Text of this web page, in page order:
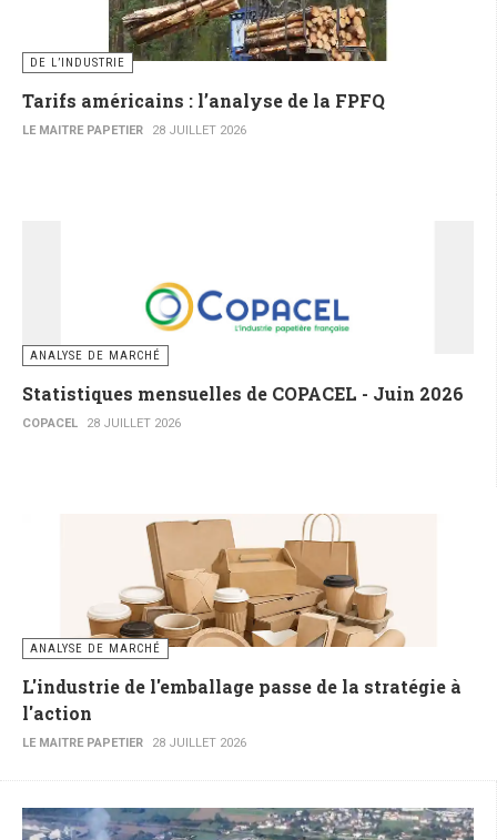
DE L’INDUSTRIE
Tarifs américains : l’analyse de la FPFQ
LE MAITRE PAPETIER 28 JUILLET 2026
ANALYSE DE MARCHÉ
Statistiques mensuelles de COPACEL - Juin 2026
COPACEL 28 JUILLET 2026
ANALYSE DE MARCHÉ
L'industrie de l'emballage passe de la stratégie à
l'action
LE MAITRE PAPETIER 28 JUILLET 2026